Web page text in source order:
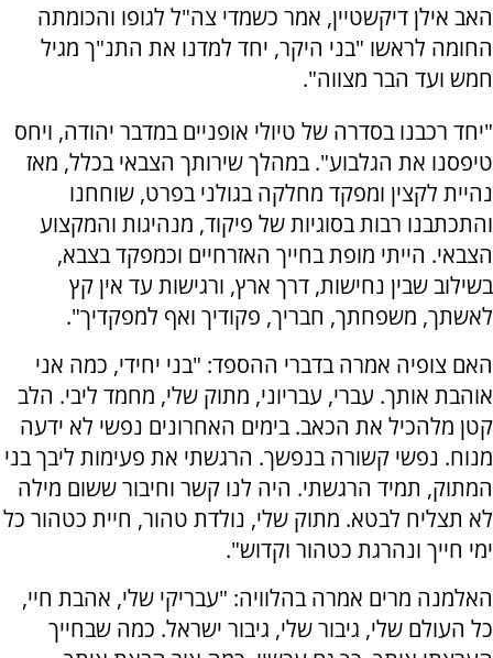
האב אילן דיקשטיין, אמר כשמדי צה"ל לגופו והכומתה
החומה לראשו "בני היקר, יחד למדנו את התנ"ך מגיל
חמש ועד הבר מצווה".
"יחד רכבנו בסדרה של טיולי אופניים במדבר יהודה, ויחס
טיפסנו את הגלבוע". במהלך שירותך הצבאי בכלל, מאז
נהיית לקצין ומפקד מחלקה בגולני בפרט, שוחחנו
והתכתבנו רבות בסוגיות של פיקוד, מנהיגות והמקצוע
הצבאי. הייתי מופת בחייך האזרחיים וכמפקד בצבא,
בשילוב שבין נחישות, דרך ארץ, ורגישות עד אין קץ
לאשתך, משפחתך, חבריך, פקודיך ואף למפקדיך".
האם צופיה אמרה בדברי ההספד: "בני יחידי, כמה אני
אוהבת אותך. עברי, עבריוני, מתוק שלי, מחמד ליבי. הלב
קטן מלהכיל את הכאב. בימים האחרונים נפשי לא ידעה
מנוח. נפשי קשורה בנפשך. הרגשתי את פעימות ליבך בני
המתוק, תמיד הרגשתי. היה לנו קשר וחיבור ששום מילה
לא תצליח לבטא. מתוק שלי, נולדת טהור, חיית כטהור כל
ימי חייך ונהרגת כטהור וקדוש".
האלמנה מרים אמרה בהלוויה: "עבריקי שלי, אהבת חיי,
כל העולם שלי, גיבור שלי, גיבור ישראל. כמה שבחייך